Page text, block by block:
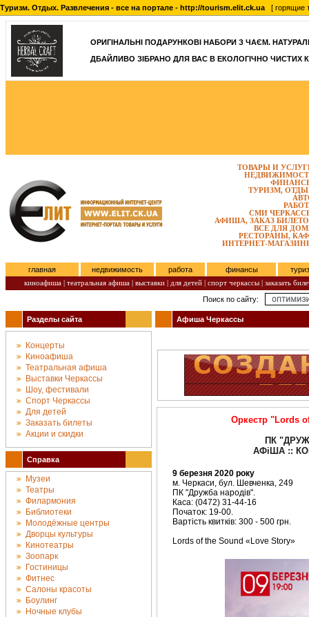
Туризм. Отдых. Развлечения - все на портале - http://tourism.elit.ck.ua [ горящие
ОРИГІНАЛЬНІ ПОДАРУНКОВІ НАБОРИ З ЧАЄМ.
ДБАЙЛИВО ЗІБРАНО ДЛЯ ВАС В ЕКОЛОГІЧНО ЧИСТИХ
ТОВАРЫ И
ТУРИЗМ,
СМИ
АФИША, ЗАКАЗ
ВСЕ ДЛЯ
РЕСТОРАНЫ,
ИНТЕРНЕТ-
главная недвижимость работа финансы
киноафиша | театральная афиша | выставки | для детей | спорт черкассы | заказать
Поиск по сайту:
Разделы сайта
Концерты
Киноафиша
Театральная афиша
Выставки Черкассы
Шоу, фестивали
Спорт Черкассы
Для детей
Заказать билеты
Акции и скидки
Справка
Музеи
Театры
Филармония
Библиотеки
Молодёжные центры
Дворцы культуры
Кинотеатры
Зоопарк
Гостиницы
Фитнес
Салоны красоты
Боулинг
Ночные клубы
Афиша Черкассы
Оркестр "Lords
ПК
АФіША ::
9 березня 2020 року
м. Черкаси, бул. Шевченка, 249
ПК "Дружба народів".
Каса: (0472) 31-44-16
Початок: 19-00.
Вартість квитків: 300 - 500 грн.
Lords of the Sound «Love Story»